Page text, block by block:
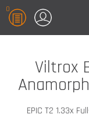
0
Viltrox
EPIC T2 1.33x